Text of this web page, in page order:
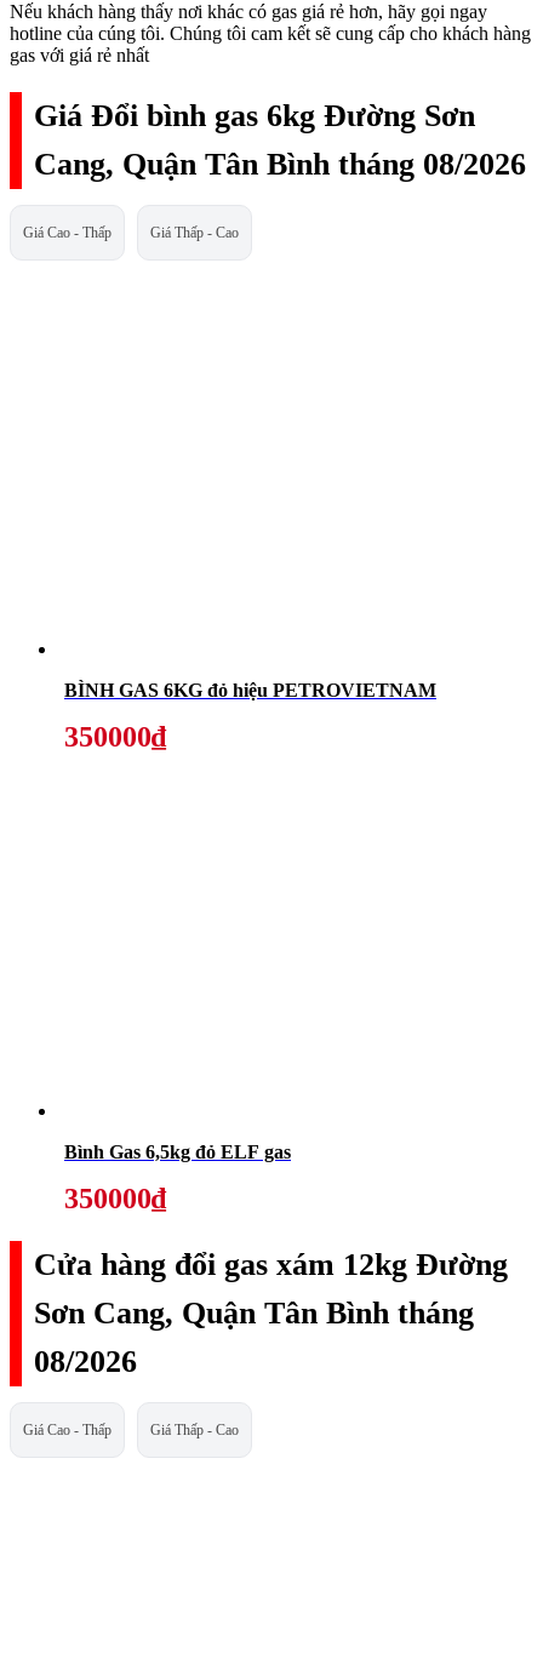
Nếu khách hàng thấy nơi khác có gas giá rẻ hơn, hãy gọi ngay
hotline của cúng tôi. Chúng tôi cam kết sẽ cung cấp cho khách hàng
gas với giá rẻ nhất
Giá Đổi bình gas 6kg Đường Sơn
Cang, Quận Tân Bình tháng 08/2026
Giá Cao - Thấp Giá Thấp - Cao
BÌNH GAS 6KG đỏ hiệu PETROVIETNAM
350000₫
Bình Gas 6,5kg đỏ ELF gas
350000₫
Cửa hàng đổi gas xám 12kg Đường
Sơn Cang, Quận Tân Bình tháng
08/2026
Giá Cao - Thấp Giá Thấp - Cao